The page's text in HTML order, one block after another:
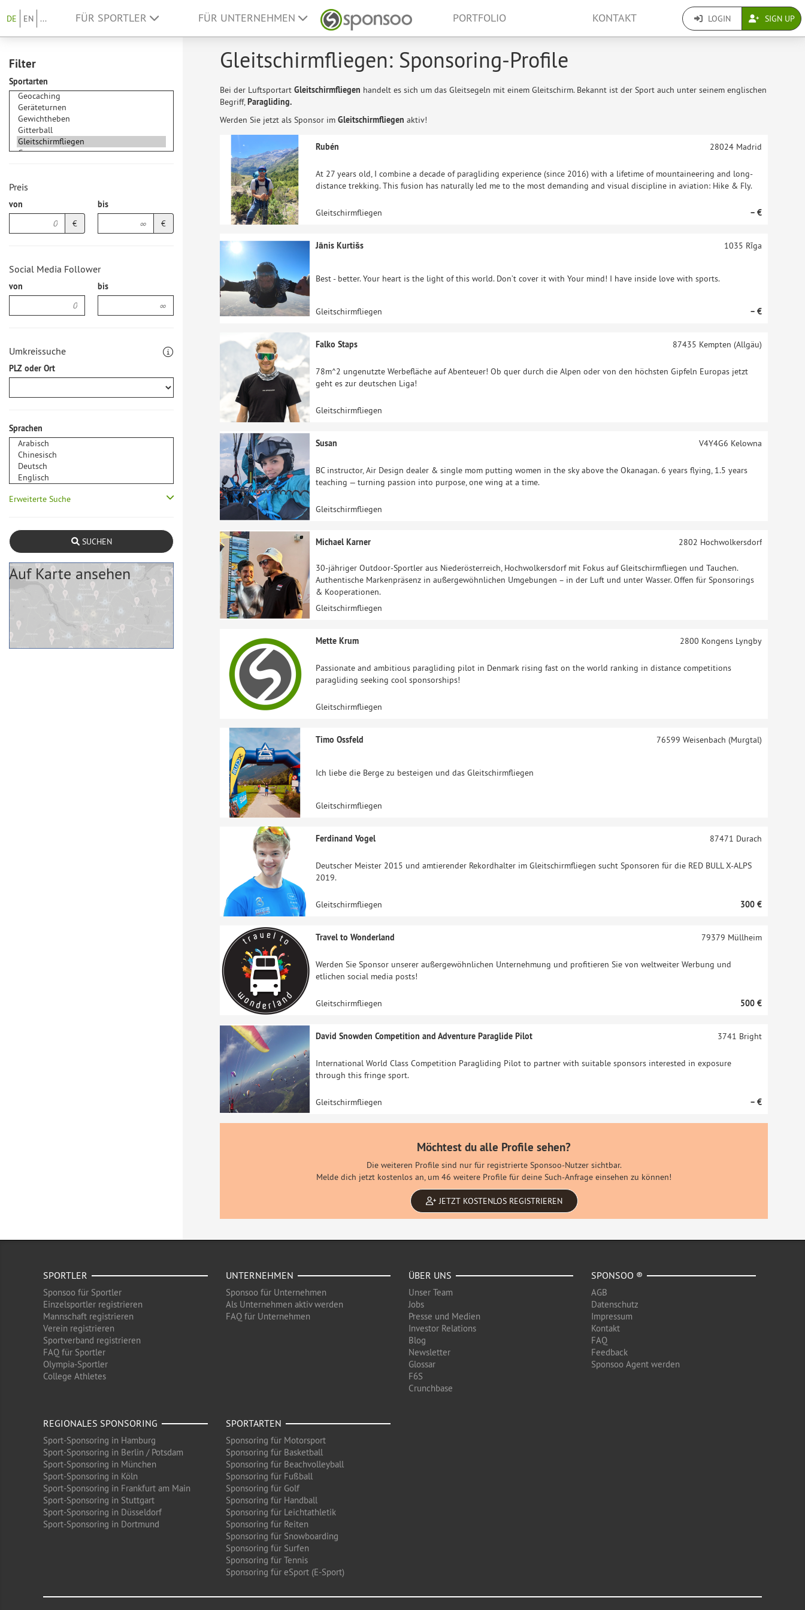
DE EN ... FÜR SPORTLER FÜR UNTERNEHMEN PORTFOLIO KONTAKT LOGIN SIGN UP
Filter
Sportarten
Preis
von
€
bis
€
Social Media Follower
von bis
Umkreissuche
PLZ oder Ort
Sprachen
Erweiterte Suche
SUCHEN
Auf Karte ansehen
Gleitschirmfliegen: Sponsoring-Profile
Bei der Luftsportart Gleitschirmfliegen handelt es sich um das Gleitsegeln mit einem Gleitschirm. Bekannt ist der Sport auch unter seinem englischen
Begriff,Paragliding.
Werden Sie jetzt als Sponsor im Gleitschirmfliegen aktiv!
Rubén
At 27 years old, I combine a decade of paragliding experience (since 2016) with a lifetime of mountaineering and long-
distance trekking. This fusion has naturally led me to the most demanding and visual discipline in aviation: Hike & Fly.
28024Madrid
Gleitschirmfliegen – €
Jānis Kurtišs
Best - better. Your heart is the light of this world. Don’t cover it with Your mind! I have inside love with sports.
1035 Rīga
Gleitschirmfliegen – €
Falko Staps
78m^2 ungenutzte Werbefläche auf Abenteuer! Ob quer durch die Alpen oder von den höchsten Gipfeln Europas jetzt
geht es zur deutschen Liga!
87435 Kempten (Allgäu)
Gleitschirmfliegen
Susan
BC instructor, Air Design dealer & single mom putting women in the sky above the Okanagan. 6 years flying, 1.5 years
teaching — turning passion into purpose, one wing at a time.
V4Y4G6 Kelowna
Gleitschirmfliegen
Michael Karner
30-jähriger Outdoor-Sportler aus Niederösterreich, Hochwolkersdorf mit Fokus auf Gleitschirmfliegen und Tauchen.
Authentische Markenpräsenz in außergewöhnlichen Umgebungen – in der Luft und unter Wasser. Offen für Sponsorings
& Kooperationen.
2802 Hochwolkersdorf
Gleitschirmfliegen
Mette Krum
Passionate and ambitious paragliding pilot in Denmark rising fast on the world ranking in distance competitions
paragliding seeking cool sponsorships!
2800 Kongens Lyngby
Gleitschirmfliegen
Timo Ossfeld
Ich liebe die Berge zu besteigen und das Gleitschirmfliegen
76599 Weisenbach (Murgtal)
Gleitschirmfliegen
Ferdinand Vogel
Deutscher Meister 2015 und amtierender Rekordhalter im Gleitschirmfliegen sucht Sponsoren für die RED BULL X-ALPS
2019.
87471 Durach
Gleitschirmfliegen 300 €
Travel to Wonderland
Werden Sie Sponsor unserer außergewöhnlichen Unternehmung und profitieren Sie von weltweiter Werbung und
etlichen social media posts!
79379 Müllheim
Gleitschirmfliegen 500 €
David Snowden Competition and Adventure Paraglide Pilot
International World Class Competition Paragliding Pilot to partner with suitable sponsors interested in exposure
through this fringe sport.
3741 Bright
Gleitschirmfliegen – €
Möchtest du alle Profile sehen?
Die weiteren Profile sind nur für registrierte Sponsoo-Nutzer sichtbar.
Melde dich jetzt kostenlos an, um 46 weitere Profile für deine Such-Anfrage einsehen zu können!
JETZT KOSTENLOS REGISTRIEREN
SPORTLER
Sponsoo für Sportler
Einzelsportler registrieren
Mannschaft registrieren
Verein registrieren
Sportverband registrieren
FAQ für Sportler
Olympia-Sportler
College Athletes
UNTERNEHMEN
Sponsoo für Unternehmen
Als Unternehmen aktiv werden
FAQ für Unternehmen
ÜBER UNS
Unser Team
Jobs
Presse und Medien
Investor Relations
Blog
Newsletter
Glossar
F6S
Crunchbase
SPONSOO ®
AGB
Datenschutz
Impressum
Kontakt
FAQ
Feedback
Sponsoo Agent werden
REGIONALES SPONSORING
Sport-Sponsoring in Hamburg
Sport-Sponsoring in Berlin / Potsdam
Sport-Sponsoring in München
Sport-Sponsoring in Köln
Sport-Sponsoring in Frankfurt am Main
Sport-Sponsoring in Stuttgart
Sport-Sponsoring in Düsseldorf
Sport-Sponsoring in Dortmund
SPORTARTEN
Sponsoring für Motorsport
Sponsoring für Basketball
Sponsoring für Beachvolleyball
Sponsoring für Fußball
Sponsoring für Golf
Sponsoring für Handball
Sponsoring für Leichtathletik
Sponsoring für Reiten
Sponsoring für Snowboarding
Sponsoring für Surfen
Sponsoring für Tennis
Sponsoring für eSport (E-Sport)